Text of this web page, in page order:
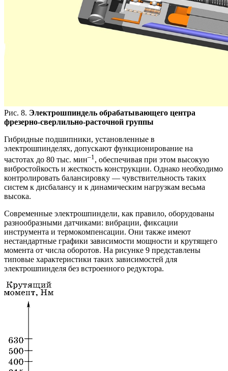
Рис. 8. Электрошпиндель обрабатывающего центра
фрезерно-сверлильно-расточной группы
Гибридные подшипники, установленные в
электрошпинделях, допускают функционирование на
частотах до 80 тыс. мин–1 , обеспечивая при этом высокую
вибростойкость и жесткость конструкции. Однако необходимо
контролировать балансировку — чувствительность таких
систем к дисбалансу и к динамическим нагрузкам весьма
высока.
Современные электрошпиндели, как правило, оборудованы
разнообразными датчиками: вибрации, фиксации
инструмента и термокомпенсации. Они также имеют
нестандартные графики зависимости мощности и крутящего
момента от числа оборотов. На рисунке 9 представлены
типовые характеристики таких зависимостей для
электрошпинделя без встроенного редуктора.